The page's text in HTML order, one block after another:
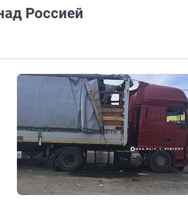
Россией